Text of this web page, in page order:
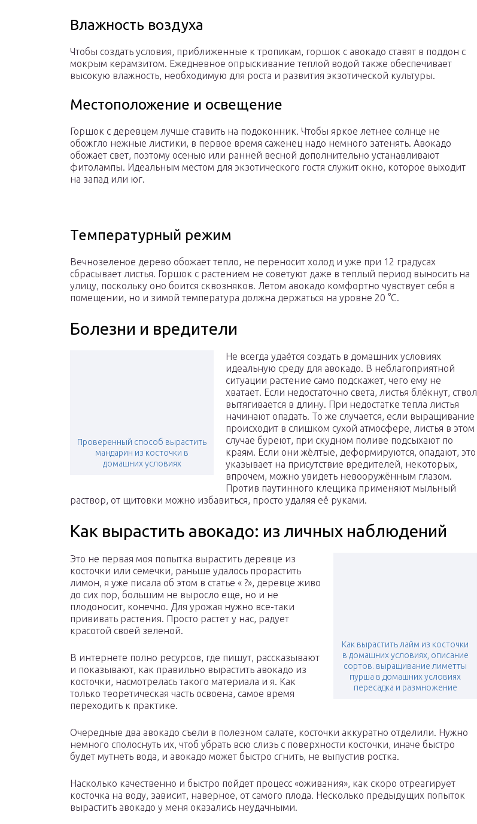
Влажность воздуха
Чтобы создать условия, приближенные к тропикам, горшок с авокадо ставят в поддон с
мокрым керамзитом. Ежедневное опрыскивание теплой водой также обеспечивает
высокую влажность, необходимую для роста и развития экзотической культуры.
Местоположение и освещение
Горшок с деревцем лучше ставить на подоконник. Чтобы яркое летнее солнце не
обожгло нежные листики, в первое время саженец надо немного затенять. Авокадо
обожает свет, поэтому осенью или ранней весной дополнительно устанавливают
фитолампы. Идеальным местом для экзотического гостя служит окно, которое выходит
на запад или юг.
Температурный режим
Вечнозеленое дерево обожает тепло, не переносит холод и уже при 12 градусах
сбрасывает листья. Горшок с растением не советуют даже в теплый период выносить на
улицу, поскольку оно боится сквозняков. Летом авокадо комфортно чувствует себя в
помещении, но и зимой температура должна держаться на уровне 20 °С.
Болезни и вредители
Проверенный способ вырастить
мандарин из косточки в
домашних условиях
Не всегда удаётся создать в домашних условиях
идеальную среду для авокадо. В неблагоприятной
ситуации растение само подскажет, чего ему не
хватает. Если недостаточно света, листья блёкнут, ствол
вытягивается в длину. При недостатке тепла листья
начинают опадать. То же случается, если выращивание
происходит в слишком сухой атмосфере, листья в этом
случае буреют, при скудном поливе подсыхают по
краям. Если они жёлтые, деформируются, опадают, это
указывает на присутствие вредителей, некоторых,
впрочем, можно увидеть невооружённым глазом.
Против паутинного клещика применяют мыльный
раствор, от щитовки можно избавиться, просто удаляя её руками.
Как вырастить авокадо: из личных наблюдений
Как вырастить лайм из косточки
в домашних условиях, описание
сортов. выращивание лиметты
пурша в домашних условиях
пересадка и размножение
Это не первая моя попытка вырастить деревце из
косточки или семечки, раньше удалось прорастить
лимон, я уже писала об этом в статье « ?», деревце живо
до сих пор, большим не выросло еще, но и не
плодоносит, конечно. Для урожая нужно все-таки
прививать растения. Просто растет у нас, радует
красотой своей зеленой.
В интернете полно ресурсов, где пишут, рассказывают
и показывают, как правильно вырастить авокадо из
косточки, насмотрелась такого материала и я. Как
только теоретическая часть освоена, самое время
переходить к практике.
Очередные два авокадо съели в полезном салате, косточки аккуратно отделили. Нужно
немного сполоснуть их, чтоб убрать всю слизь с поверхности косточки, иначе быстро
будет мутнеть вода, и авокадо может быстро сгнить, не выпустив ростка.
Насколько качественно и быстро пойдет процесс «оживания», как скоро отреагирует
косточка на воду, зависит, наверное, от самого плода. Несколько предыдущих попыток
вырастить авокадо у меня оказались неудачными.